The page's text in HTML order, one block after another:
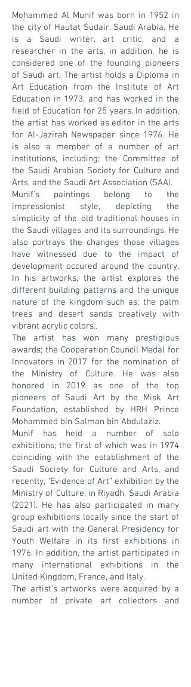
Mohammed Al Munif was born in 1952 in
the city of Hautat Sudair, Saudi Arabia. He
is a Saudi writer, art critic, and a
researcher in the arts, in addition, he is
considered one of the founding pioneers
of Saudi art. The artist holds a Diploma in
Art Education from the Institute of Art
Education in 1973, and has worked in the
field of Education for 25 years. In addition,
the artist has worked as editor in the arts
for Al-Jazirah Newspaper since 1976. He
is also a member of a number of art
institutions, including; the Committee of
the Saudi Arabian Society for Culture and
Arts, and the Saudi Art Association (SAA).
Munif's paintings belong to the
impressionist style, depicting the
simplicity of the old traditional houses in
the Saudi villages and its surroundings. He
also portrays the changes those villages
have witnessed due to the impact of
development occured around the country.
In his artworks, the artist explores the
different building patterns and the unique
nature of the kingdom such as; the palm
trees and desert sands creatively with
vibrant acrylic colors..
The artist has won many prestigious
awards; the Cooperation Council Medal for
Innovators in 2017 for the nomination of
the Ministry of Culture. He was also
honored in 2019 as one of the top
pioneers of Saudi Art by the Misk Art
Foundation, established by HRH Prince
Mohammed bin Salman bin Abdulaziz.
Munif has held a number of solo
exhibitions; the first of which was in 1974
coinciding with the establishment of the
Saudi Society for Culture and Arts, and
recently, “Evidence of Art” exhibition by the
Ministry of Culture, in Riyadh, Saudi Arabia
(2021). He has also participated in many
group exhibitions locally since the start of
Saudi art with the General Presidency for
Youth Welfare in its first exhibitions in
1976. In addition, the artist participated in
many international exhibitions in the
United Kingdom, France, and Italy.
The artist's artworks were acquired by a
number of private art collectors and